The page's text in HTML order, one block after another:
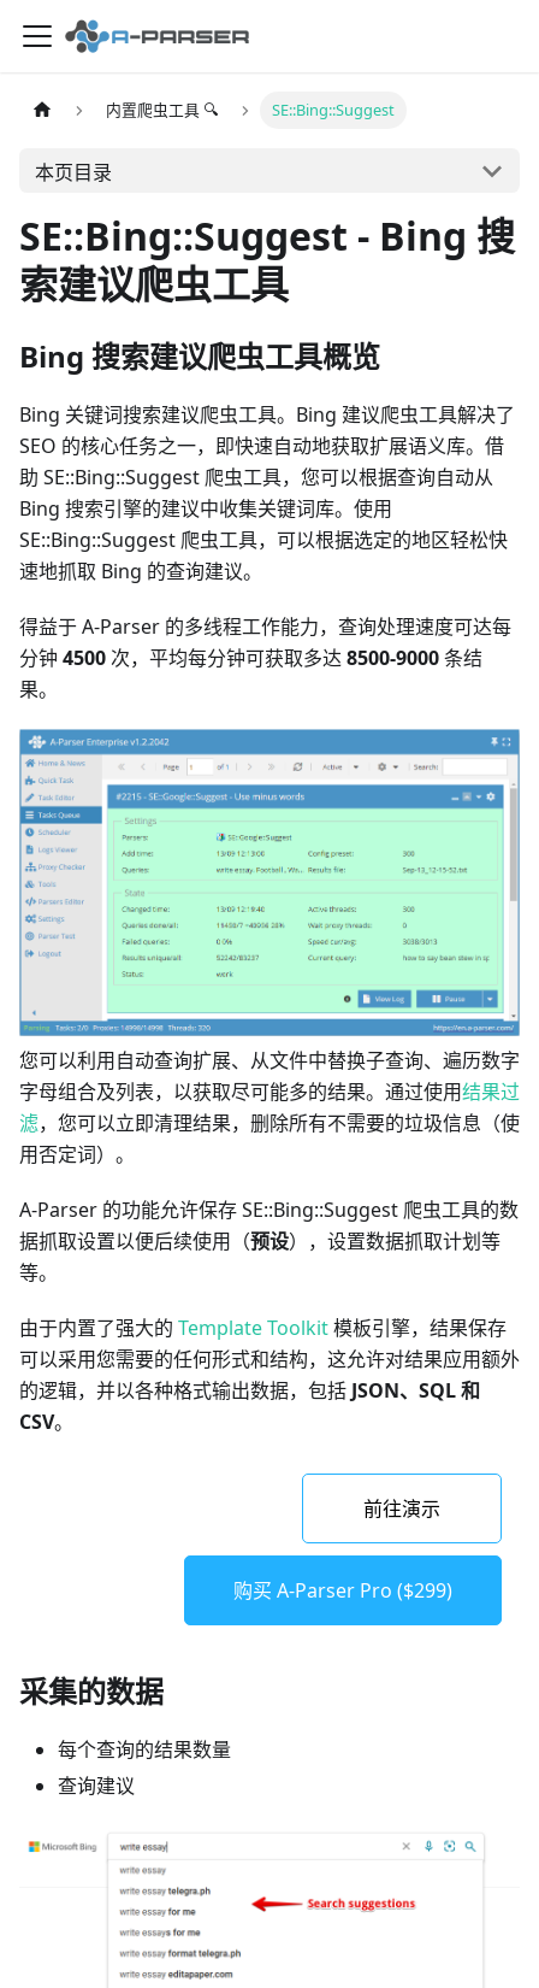
内置爬虫工具 🔍 SE::Bing::Suggest
本页目录
SE::Bing::Suggest - Bing 搜
索建议爬虫工具
Bing 搜索建议爬虫工具概览
Bing 关键词搜索建议爬虫工具。Bing 建议爬虫工具解决了
SEO 的核心任务之一，即快速自动地获取扩展语义库。借
助 SE::Bing::Suggest 爬虫工具，您可以根据查询自动从
Bing 搜索引擎的建议中收集关键词库。使用
SE::Bing::Suggest 爬虫工具，可以根据选定的地区轻松快
速地抓取 Bing 的查询建议。
得益于 A-Parser 的多线程工作能力，查询处理速度可达每
分钟 4500 次，平均每分钟可获取多达8500-9000条结
果。
您可以利用自动查询扩展、从文件中替换子查询、遍历数字
字母组合及列表，以获取尽可能多的结果。通过使用结果过
滤，您可以立即清理结果，删除所有不需要的垃圾信息（使
用否定词）。
A-Parser 的功能允许保存 SE::Bing::Suggest 爬虫工具的数
据抓取设置以便后续使用（预设），设置数据抓取计划等
等。
由于内置了强大的 Template Toolkit模板引擎，结果保存
可以采用您需要的任何形式和结构，这允许对结果应用额外
的逻辑，并以各种格式输出数据，包括 JSON、SQL 和
CSV。
前往演示
购买 A-Parser Pro ($299)
采集的数据
每个查询的结果数量
查询建议